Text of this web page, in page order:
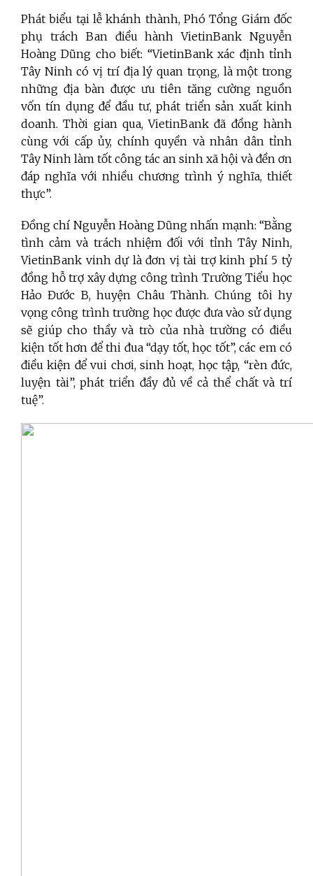
Phát biểu tại lễ khánh thành, Phó Tổng Giám đốc
phụ trách Ban điều hành VietinBank Nguyễn
Hoàng Dũng cho biết: “VietinBank xác định tỉnh
Tây Ninh có vị trí địa lý quan trọng, là một trong
những địa bàn được ưu tiên tăng cường nguồn
vốn tín dụng để đầu tư, phát triển sản xuất kinh
doanh. Thời gian qua, VietinBank đã đồng hành
cùng với cấp ủy, chính quyền và nhân dân tỉnh
Tây Ninh làm tốt công tác an sinh xã hội và đền ơn
đáp nghĩa với nhiều chương trình ý nghĩa, thiết
thực”.
Đồng chí Nguyễn Hoàng Dũng nhấn mạnh: “Bằng
tình cảm và trách nhiệm đối với tỉnh Tây Ninh,
VietinBank vinh dự là đơn vị tài trợ kinh phí 5 tỷ
đồng hỗ trợ xây dựng công trình Trường Tiểu học
Hảo Đước B, huyện Châu Thành. Chúng tôi hy
vọng công trình trường học được đưa vào sử dụng
sẽ giúp cho thầy và trò của nhà trường có điều
kiện tốt hơn để thi đua “dạy tốt, học tốt”, các em có
điều kiện để vui chơi, sinh hoạt, học tập, “rèn đức,
luyện tài”, phát triển đầy đủ về cả thể chất và trí
tuệ”.